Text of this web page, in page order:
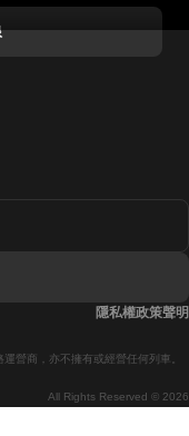
All Rights Reserved © 2026
營商，亦不擁有或經營任何列車。
隱私權政策聲明